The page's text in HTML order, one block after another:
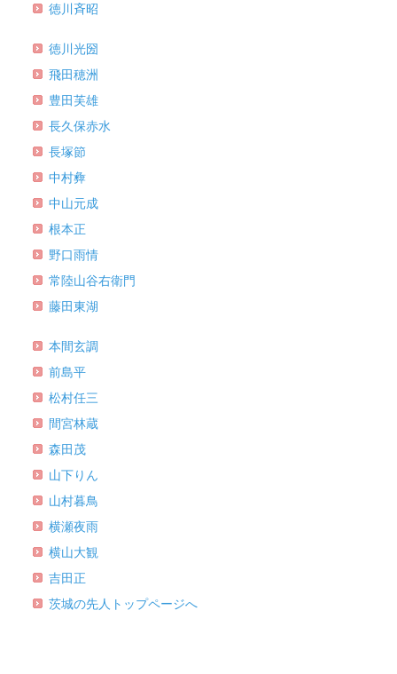
徳川斉昭
徳川光圀
飛田穂洲
豊田芙雄
長久保赤水
長塚節
中村彜
中山元成
根本正
野口雨情
常陸山谷右衛門
藤田東湖
本間玄調
前島平
松村任三
間宮林蔵
森田茂
山下りん
山村暮鳥
横瀬夜雨
横山大観
吉田正
茨城の先人トップページへ